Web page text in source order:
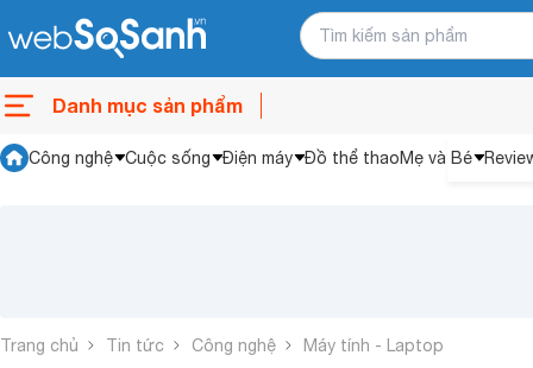
Danh mục sản phẩm
Công nghệ Cuộc sống Điện máy Đồ thể thaoMẹ và Bé
Trang chủ Tin tức Công nghệ Máy tính - Laptop